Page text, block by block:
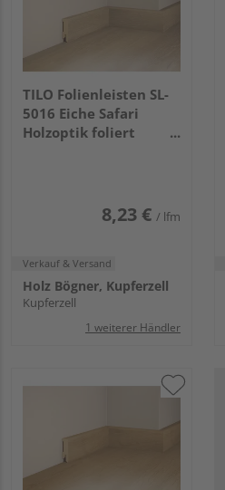
TILO Folienleisten SL-
5016 Eiche Safari
Holzoptik foliert
8,23 € / lfm
Verkauf & Versand
Holz Bögner, Kupferzell
Kupferzell
1 weiterer Händler